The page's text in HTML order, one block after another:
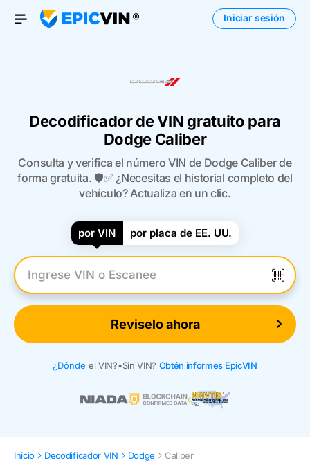
Open Menu
Iniciar sesión
Decodificador de VIN gratuito para
Dodge Caliber
Consulta y verifica el número VIN de Dodge Caliber de
forma gratuita. 🛡️✅ ¿Necesitas el historial completo del
vehículo? Actualiza en un clic.
por VIN por placa de EE. UU.
Introduzca el VIN
Reviselo ahora
¿Dónde el VIN?•Sin VIN? Obtén informes EpicVIN
Inicio Decodificador VIN Dodge Caliber